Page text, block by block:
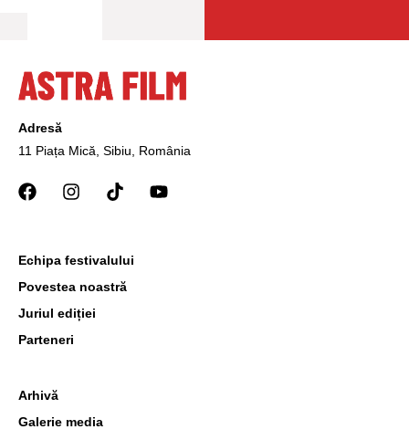
Adresă
11 Piața Mică, Sibiu, România
Arhivă
Galerie media
Echipa festivalului
Povestea noastră
Juriul ediției
Parteneri